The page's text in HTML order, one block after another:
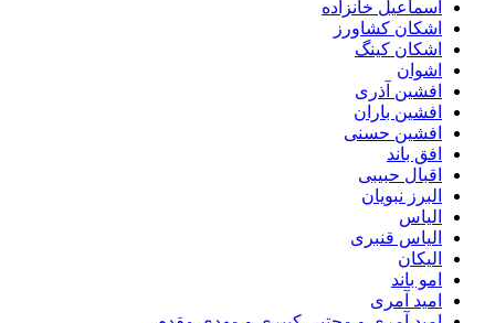
اسماعیل خانزاده
اشکان کشاورز
اشکان کینگ
اشوان
افشین آذری
افشین باران
افشین حسنی
افق باند
اقبال حبیبی
البرز نبویان
الیاس
الیاس قنبرى
الیکان
امو باند
امید آمری